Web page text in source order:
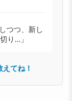
つつ、新し
り...」
てね！